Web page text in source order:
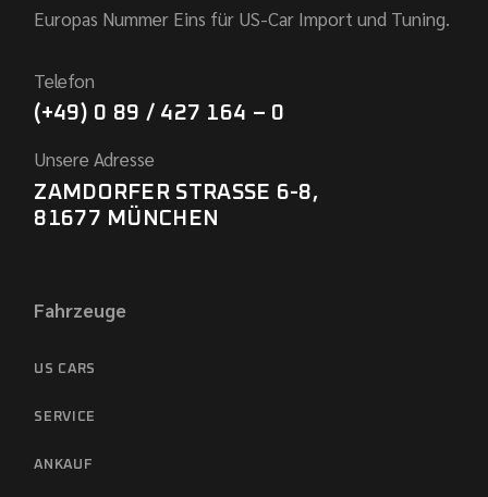
Europas Nummer Eins für US-Car Import und Tuning.
Telefon
(+49) 0 89 / 427 164 – 0
Unsere Adresse
ZAMDORFER STRASSE 6-8,
81677 MÜNCHEN
Fahrzeuge
US CARS
SERVICE
ANKAUF